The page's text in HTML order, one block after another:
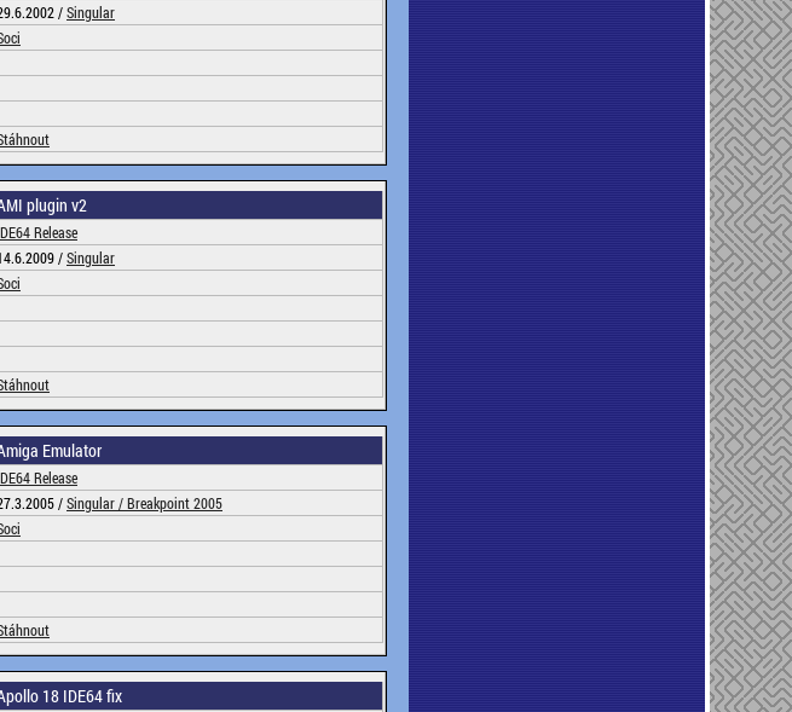
/Singular
plugin v2
Release
/Singular
Emulator
Release
/Singular /Breakpoint 2005
18 IDE64 fix